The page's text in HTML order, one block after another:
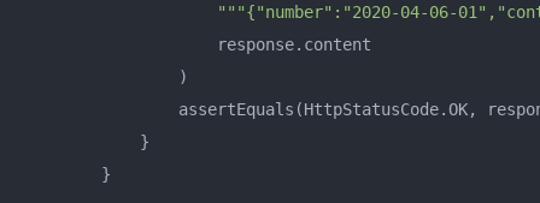
"""{"number":"2020-04-06-
                    response.content
                )
assertEquals(HttpStatusCode.OK,
            }
        }